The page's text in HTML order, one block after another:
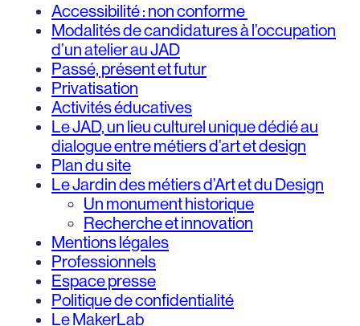
Accessibilité : non conforme
Modalités de candidatures à l’occupation
d’un atelier au JAD
Passé, présent et futur
Privatisation
Activités éducatives
Le JAD, un lieu culturel unique dédié au
dialogue entre métiers d’art et design
Plan du site
Le Jardin des métiers d’Art et du Design
Un monument historique
Recherche et innovation
Mentions légales
Professionnels
Espace presse
Politique de confidentialité
Le MakerLab